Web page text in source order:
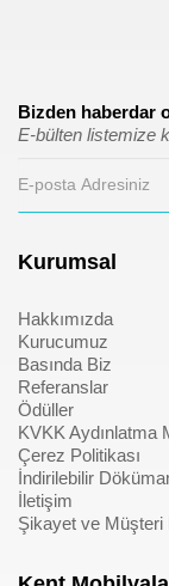
Bizden haberdar
E-bülten listemize
Kurumsal
Hakkımızda
Kurucumuz
Basında Biz
Referanslar
Ödüller
KVKK Aydınlatma
Çerez Politikası
İndirilebilir
İletişim
Şikayet ve Müşteri